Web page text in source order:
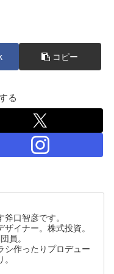
コピー
る
口智彦です。
イナー。株式投資。
員。
シ作ったりプロデュー